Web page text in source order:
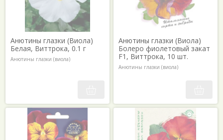
Анютины глазки (Виола)
Белая, Виттрока, 0.1 г
Анютины глазки (виола)
Анютины глазки (Виола)
Болеро фиолетовый закат
F1, Виттрока, 10 шт.
Анютины глазки (виола)